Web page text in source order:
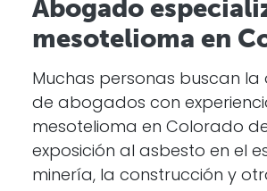
Abogado
mesotelioma en
Muchas personas buscan la
de abogados con
mesotelioma en Colorado
exposición al asbesto en el
minería, la construcción y